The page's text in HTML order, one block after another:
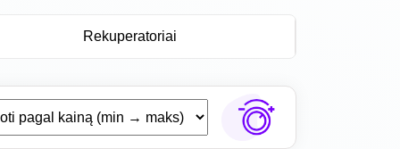
Rekuperatoriai